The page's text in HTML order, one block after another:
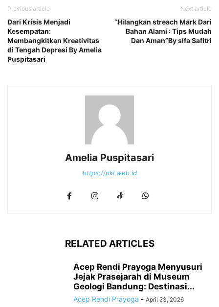
Previous article
Dari Krisis Menjadi
Kesempatan:
Membangkitkan Kreativitas
di Tengah Depresi By Amelia
Puspitasari
Next article
“Hilangkan streach Mark Dari
Bahan Alami : Tips Mudah
Dan Aman”By sifa Safitri
Amelia Puspitasari
https://pkl.web.id
RELATED ARTICLES
Acep Rendi Prayoga Menyusuri
Jejak Prasejarah di Museum
Geologi Bandung: Destinasi...
Acep Rendi Prayoga - April 23, 2026